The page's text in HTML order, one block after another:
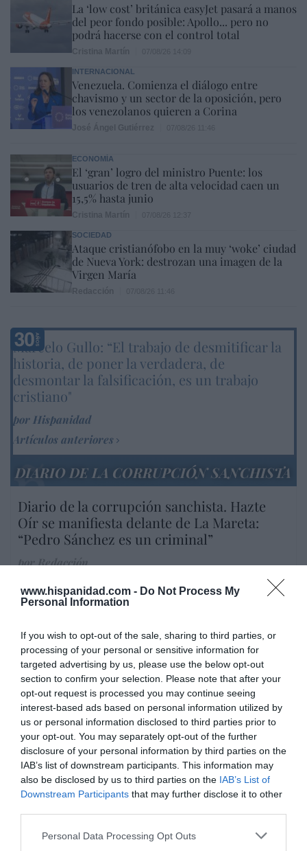
www.hispanidad.com - Do Not Process My
Personal Information
If you wish to opt-out of the sale, sharing to third parties, or
processing of your personal or sensitive information for
targeted advertising by us, please use the below opt-out
section to confirm your selection. Please note that after your
opt-out request is processed you may continue seeing
interest-based ads based on personal information utilized by
us or personal information disclosed to third parties prior to
your opt-out. You may separately opt-out of the further
disclosure of your personal information by third parties on the
IAB’s list of downstream participants. This information may
also be disclosed by us to third parties on the IAB’s List of
Downstream Participants that may further disclose it to other
Personal Data Processing Opt Outs
La ‘low cost’ británica easyJet pasará a manos
del peor fondo posible: Apollo... pero no
podrá hacerse con el control total
INTERNACIONAL
Venezuela. Comienza el diálogo entre
chavismo y un sector de la oposición, pero
los venezolanos quieren a Corina
ECONOMÍA
El ‘gran’ logro del ministro Puente: los
usuarios de tren de alta velocidad caen un
15,5% hasta junio
SOCIEDAD
Ataque cristianófobo en la muy ‘woke’ ciudad
de Nueva York: destrozan una imagen de la
Virgen María
Marcelo Gullo: “El trabajo de desmitificar la
historia, de poner la verdadera, de
desmontar la falsificación, es un trabajo
cristiano"
por Hispanidad
Artículos anteriores
DIARIO DE LA CORRUPCIÓN SANCHISTA
Diario de la corrupción sanchista. Hazte
Oír se manifiesta delante de La Mareta:
“Pedro Sánchez es un criminal”
por Redacción
Enormes minucias
por Eulogio López